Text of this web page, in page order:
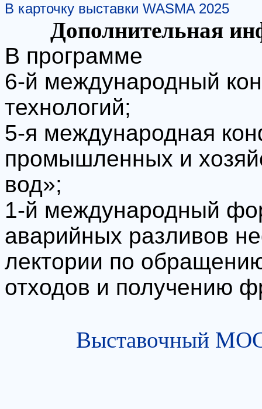
В карточку выставки WASMA 2025
Дополнительная
В программе
6-й международный
технологий;
5-я международная
промышленных и
вод»;
1-й международный
аварийных разливов
лектории по
отходов и получению
Выставочный